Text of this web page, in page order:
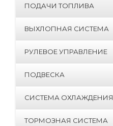
ПОДАЧИ ТОПЛИВА
ВЫХЛОПНАЯ СИСТЕМА
РУЛЕВОЕ УПРАВЛЕНИЕ
ПОДВЕСКА
СИСТЕМА ОХЛАЖДЕНИЯ
ТОРМОЗНАЯ СИСТЕМА